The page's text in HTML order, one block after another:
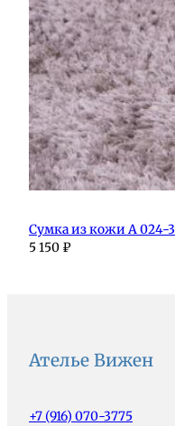
Сумка из кожи А 024-3
5 150 ₽
Ателье Вижен
+7 (916) 070-3775